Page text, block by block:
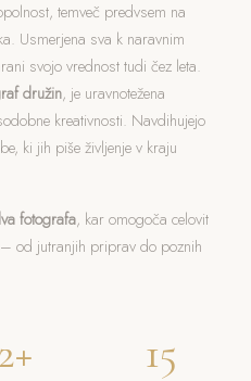
temveč predvsem na
Usmerjena sva k naravnim
svojo vrednost tudi čez leta.
družin, je uravnotežena
kreativnosti. Navdihujejo
ki jih piše življenje v kraju
fotografa, kar omogoča celovit
od jutranjih priprav do poznih
15